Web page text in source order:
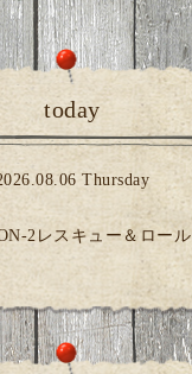
today
Thursday
2レスキュー＆ロール